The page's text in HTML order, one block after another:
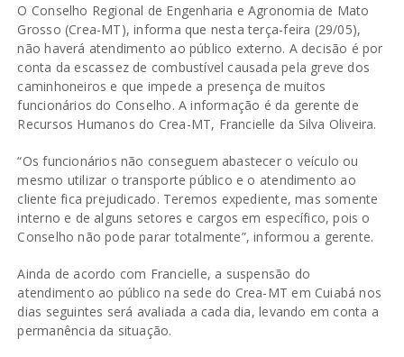
O Conselho Regional de Engenharia e Agronomia de Mato
Grosso (Crea-MT), informa que nesta terça-feira (29/05),
não haverá atendimento ao público externo. A decisão é por
conta da escassez de combustível causada pela greve dos
caminhoneiros e que impede a presença de muitos
funcionários do Conselho. A informação é da gerente de
Recursos Humanos do Crea-MT, Francielle da Silva Oliveira.
“Os funcionários não conseguem abastecer o veículo ou
mesmo utilizar o transporte público e o atendimento ao
cliente fica prejudicado. Teremos expediente, mas somente
interno e de alguns setores e cargos em específico, pois o
Conselho não pode parar totalmente”, informou a gerente.
Ainda de acordo com Francielle, a suspensão do
atendimento ao público na sede do Crea-MT em Cuiabá nos
dias seguintes será avaliada a cada dia, levando em conta a
permanência da situação.